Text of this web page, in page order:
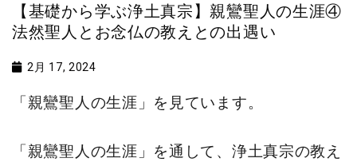
【基礎から学ぶ浄土真宗】親鸞聖人の生涯④
法然聖人とお念仏の教えとの出遇い
2月 17, 2024
「親鸞聖人の生涯」を見ています。
「親鸞聖人の生涯」を通して、浄土真宗の教え